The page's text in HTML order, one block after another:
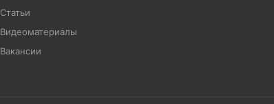
Статьи
Видеоматериалы
Вакансии